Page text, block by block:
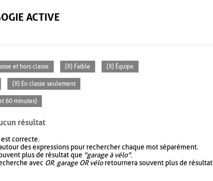
ACTIVE
et hors classe (X) Faible (X) Équipe
(X) En classe seulement
60 minutes)
résultat
correcte.
des expressions pour rechercher chaque mot séparément.
plus de résultat que "garage à vélo".
avec OR. garage OR véloretournera souvent plus de résultat